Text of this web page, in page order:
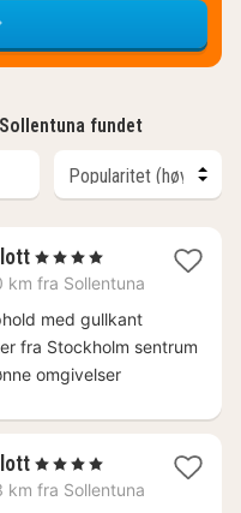
fundet
1
natt
1441
kr.
, 4 Stjerner
km fra Sollentuna
med gullkant
fra Stockholm sentrum
omgivelser
1
natt
, 4 Stjerner
km fra Sollentuna